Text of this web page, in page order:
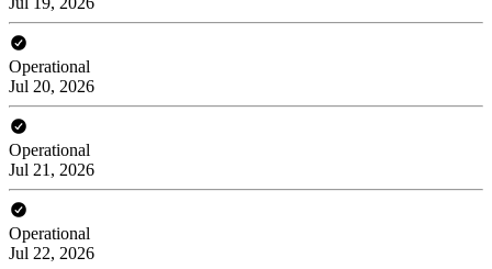
Operational
Jul 20, 2026
Operational
Jul 21, 2026
Operational
Jul 22, 2026